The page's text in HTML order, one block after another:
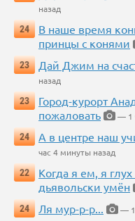
назад
24
В наше время
принцы с конями
23
Дай Джим на
назад
23
Город-курорт
пожаловать
— 1
24
А в центре наш
час 4 минуты назад
22
Когда я ем, я
дьявольски умён
24
Ля мур-р-р...
— 1